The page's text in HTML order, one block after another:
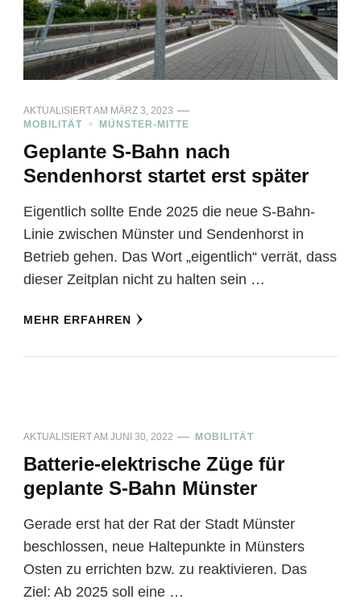
AKTUALISIERT AM MÄRZ 3, 2023
MOBILITÄT
MÜNSTER-MITTE
Geplante S-Bahn nach
Sendenhorst startet erst später
Eigentlich sollte Ende 2025 die neue S-Bahn-
Linie zwischen Münster und Sendenhorst in
Betrieb gehen. Das Wort „eigentlich“ verrät, dass
dieser Zeitplan nicht zu halten sein …
MEHR ERFAHREN
AKTUALISIERT AM JUNI 30, 2022 MOBILITÄT
Batterie-elektrische Züge für
geplante S-Bahn Münster
Gerade erst hat der Rat der Stadt Münster
beschlossen, neue Haltepunkte in Münsters
Osten zu errichten bzw. zu reaktivieren. Das
Ziel: Ab 2025 soll eine …